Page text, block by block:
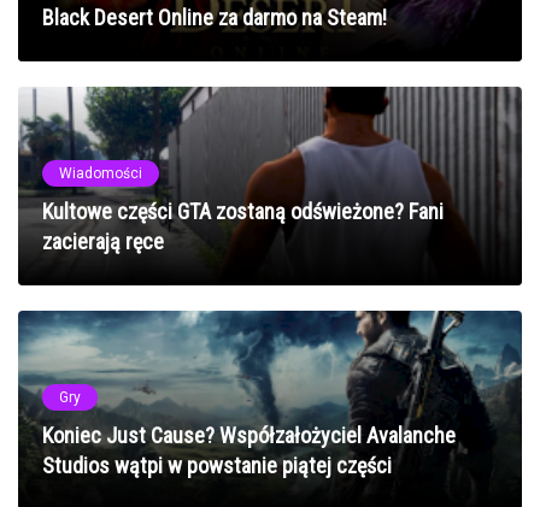
Black Desert Online za darmo na Steam!
Wiadomości
Kultowe części GTA zostaną odświeżone? Fani
zacierają ręce
Gry
Koniec Just Cause? Współzałożyciel Avalanche
Studios wątpi w powstanie piątej części